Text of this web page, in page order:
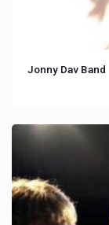
Jonny Dav Band